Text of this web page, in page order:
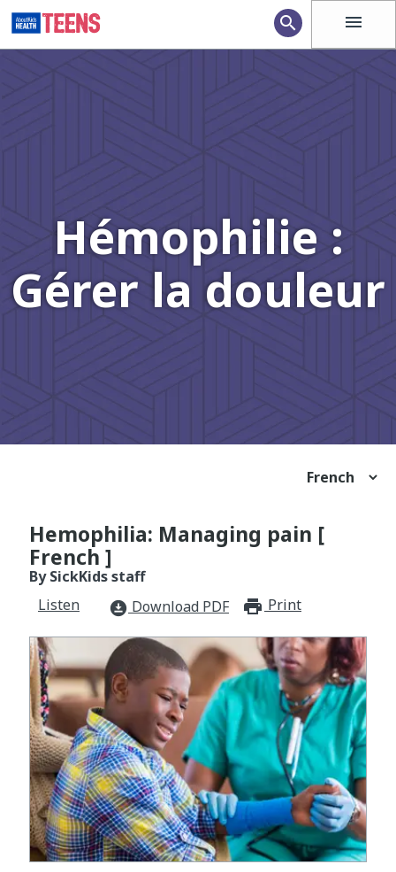
menu
search
Hémophilie :
Gérer la douleur
Hemophilia: Managing pain [
French ]
By SickKids staff
Listen
download_for_offline Download PDF Print